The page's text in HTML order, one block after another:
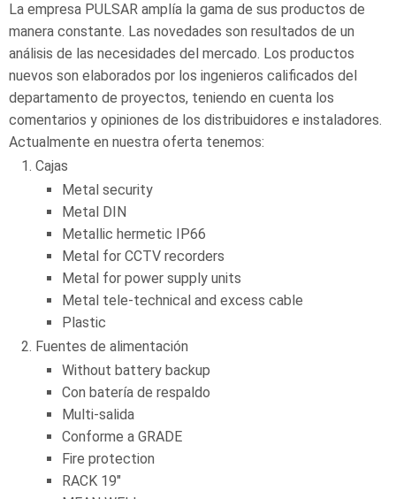
La empresa PULSAR amplía la gama de sus productos de
manera constante. Las novedades son resultados de un
análisis de las necesidades del mercado. Los productos
nuevos son elaborados por los ingenieros calificados del
departamento de proyectos, teniendo en cuenta los
comentarios y opiniones de los distribuidores e instaladores.
Actualmente en nuestra oferta tenemos:
Cajas
Metal security
Metal DIN
Metallic hermetic IP66
Metal for CCTV recorders
Metal for power supply units
Metal tele-technical and excess cable
Plastic
Fuentes de alimentación
Without battery backup
Con batería de respaldo
Multi-salida
Conforme a GRADE
Fire protection
RACK 19"